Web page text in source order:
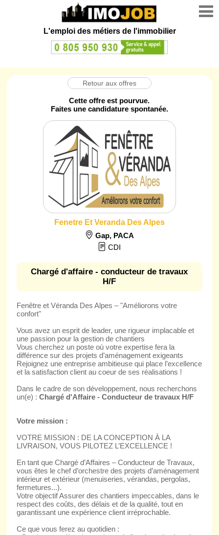
L'emploi des métiers de l'immobilier
Retour aux offres
Cette offre est pourvue.
Faites une candidature spontanée.
Fenetre Et Veranda Des Alpes
Gap, PACA
CDI
Chargé d'affaire - conducteur de travaux
H/F
Fenêtre et Véranda Des Alpes – "Améliorons votre
confort"
Vous avez un esprit de leader, une rigueur implacable et
une passion pour la gestion de chantiers
Vous cherchez un poste où votre expertise fera la
différence sur des projets d’aménagement exigeants
Rejoignez une entreprise ambitieuse qui place l’excellence
et la satisfaction client au coeur de ses réalisations !
Dans le cadre de son développement, nous recherchons
un(e) : Chargé d'Affaire - Conducteur de travaux H/F
Votre mission :
VOTRE MISSION : DE LA CONCEPTION À LA
LIVRAISON, VOUS PILOTEZ L’EXCELLENCE !
En tant que Chargé d’Affaires – Conducteur de Travaux,
vous êtes le chef d’orchestre des projets d’aménagement
intérieur et extérieur (menuiseries, vérandas, pergolas,
fermetures...).
Votre objectif Assurer des chantiers impeccables, dans le
respect des coûts, des délais et de la qualité, tout en
garantissant une expérience client irréprochable.
Ce que vous ferez au quotidien :